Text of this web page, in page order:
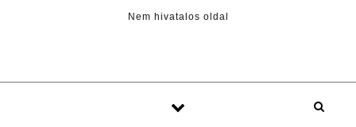
Nem hivatalos oldal